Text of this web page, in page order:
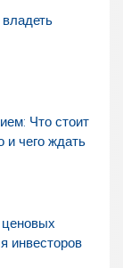
Что стоит
и чего ждать
ценовых
инвесторов